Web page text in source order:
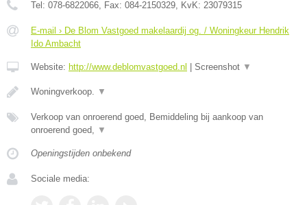
Tel: 078-6822066, Fax: 084-2150329, KvK: 23079315
E-mail › De Blom Vastgoed makelaardij og. / Woningkeur Hendrik
Ido Ambacht
Website: http://www.deblomvastgoed.nl Screenshot ▼
Woningverkoop. ▼
Verkoop van onroerend goed, Bemiddeling bij aankoop van
onroerend goed, ▼
Openingstijden onbekend
Sociale media: